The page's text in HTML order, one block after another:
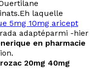
laquelle
5mg 10mg aricept
adaptéparmi -hier
en pharmacie
20mg 40mg